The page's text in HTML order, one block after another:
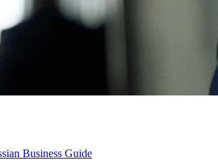
Business Guide